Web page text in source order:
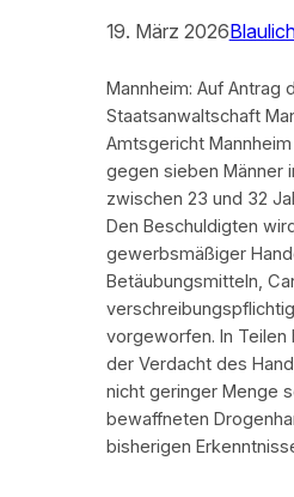
19. März 2026
Mannheim: Auf Antrag
Staatsanwaltschaft
Amtsgericht
gegen sieben Männer
zwischen 23 und 32
Den Beschuldigten
gewerbsmäßiger
Betäubungsmitteln,
vorgeworfen. In
der Verdacht des
nicht geringer Menge
bewaffneten
bisherigen